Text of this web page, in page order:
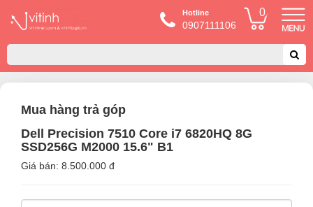
Hotline
0907111106
0
Mua hàng trả góp
Dell Precision 7510 Core i7 6820HQ 8G
SSD256G M2000 15.6" B1
Giá bán: 8.500.000 đ